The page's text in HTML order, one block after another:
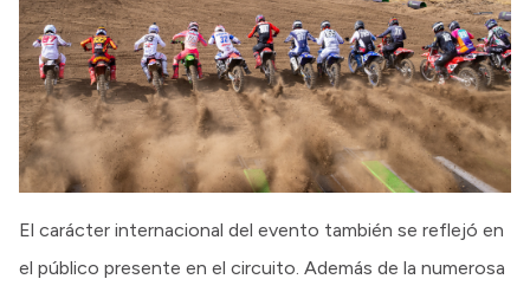
El carácter internacional del evento también se reflejó en
el público presente en el circuito. Además de la numerosa